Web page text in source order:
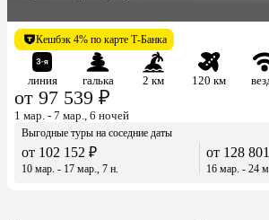
Кешбэк 4% по карте Т-Банка
линия галька 2 км 120 км
от 97 539 ₽
1 мар. - 7 мар., 6 ночей
Выгодные туры на соседние даты
от 102 152 ₽
10 мар. - 17 мар., 7 н.
от 128
16 мар. - 24